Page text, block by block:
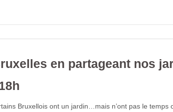
en partageant nos
Bruxellois ont un jardin…mais n’ont pas le temps